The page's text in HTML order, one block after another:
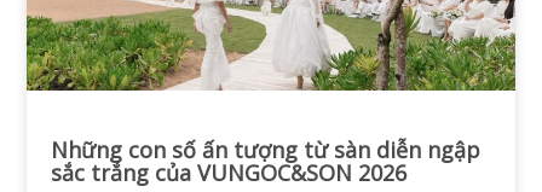
Những con số ấn tượng từ sàn diễn ngập
sắc trắng của VUNGOC&SON 2026